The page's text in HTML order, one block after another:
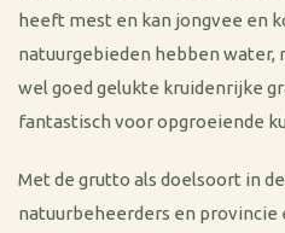
heeft mest en kan jongvee en
natuurgebieden hebben water,
wel goed gelukte kruidenrijke
fantastisch voor opgroeiende
Met de grutto als doelsoort in
natuurbeheerders en provincie